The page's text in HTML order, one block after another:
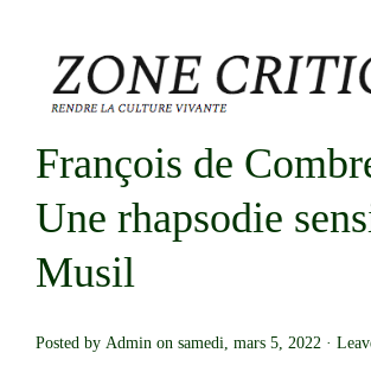
François de
Une rhapsodie
Musil
Posted by Admin on samedi, mars 5, 2022 ·